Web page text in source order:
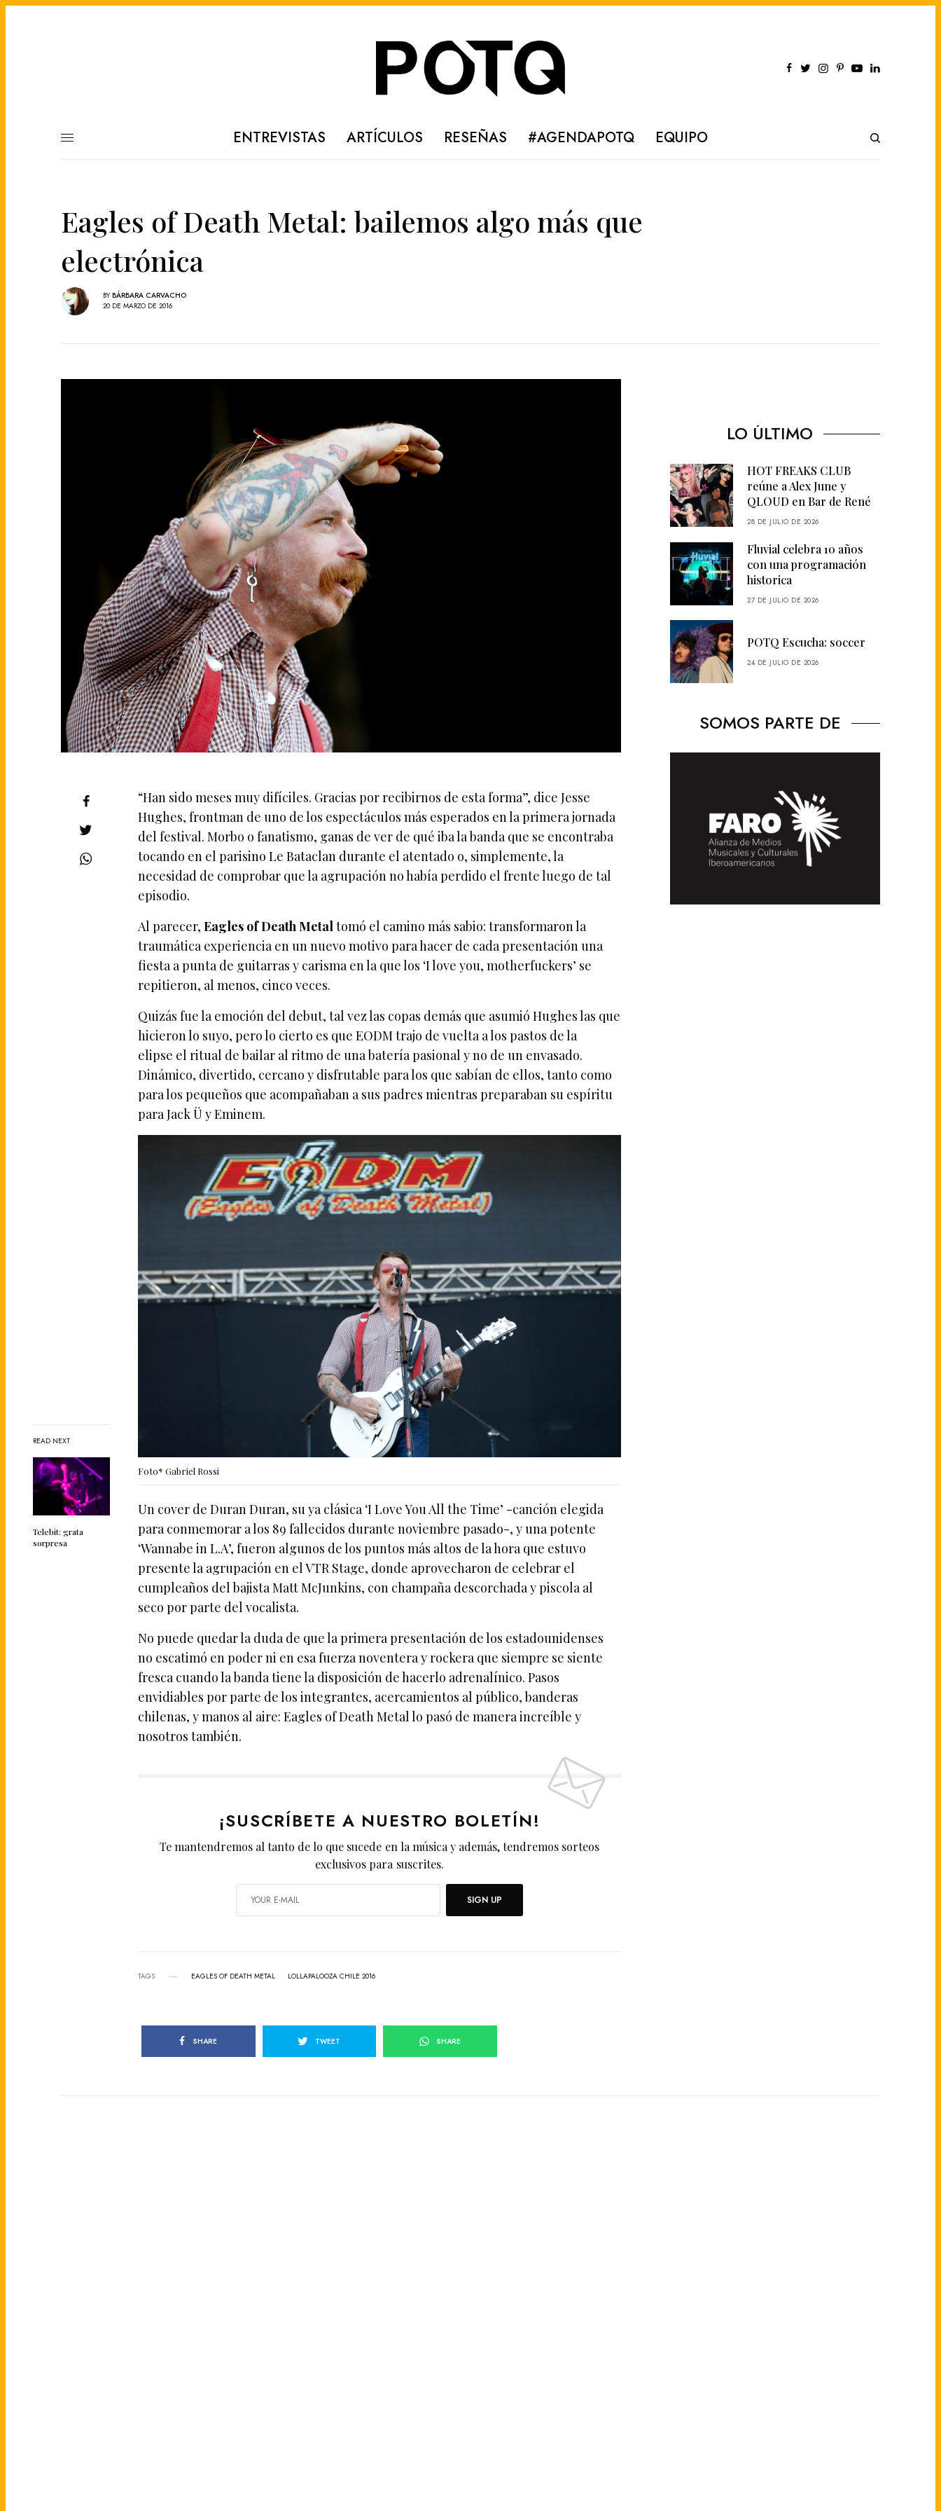
ENTREVISTAS ARTÍCULOS RESEÑAS #AGENDAPOTQ EQUIPO
Eagles of Death Metal: bailemos algo más que
electrónica
BY BÁRBARA CARVACHO
20 DE MARZO DE 2016
READ NEXT
Telebit: grata
sorpresa
“Han sido meses muy difíciles. Gracias por recibirnos de esta forma”, dice Jesse
Hughes, frontman de uno de los espectáculos más esperados en la primera jornada
del festival. Morbo o fanatismo, ganas de ver de qué iba la banda que se encontraba
tocando en el parisino Le Bataclan durante el atentado o, simplemente, la
necesidad de comprobar que la agrupación no había perdido el frente luego de tal
episodio.
Al parecer,Eagles of Death Metaltomó el camino más sabio: transformaron la
traumática experiencia en un nuevo motivo para hacer de cada presentación una
fiesta a punta de guitarras y carisma en la que los ‘I love you, motherfuckers’ se
repitieron, al menos, cinco veces.
Quizás fue la emoción del debut, tal vez las copas demás que asumió Hughes las que
hicieron lo suyo, pero lo cierto es que EODM trajo de vuelta a los pastos de la
elipse el ritual de bailar al ritmo de una batería pasional y no de un envasado.
Dinámico, divertido, cercano y disfrutable para los que sabían de ellos, tanto como
para los pequeños que acompañaban a sus padres mientras preparaban su espíritu
para Jack Ü y Eminem.
Foto* Gabriel Rossi
Un cover de Duran Duran, su ya clásica ‘I Love You All the Time’ -canción elegida
para conmemorar a los 89 fallecidos durante noviembre pasado-, y una potente
‘Wannabe in L.A’, fueron algunos de los puntos más altos de la hora que estuvo
presente la agrupación en el VTR Stage, donde aprovecharon de celebrar el
cumpleaños del bajista Matt McJunkins, con champaña descorchada y piscola al
seco por parte del vocalista.
No puede quedar la duda de que la primera presentación de los estadounidenses
no escatimó en poder ni en esa fuerza noventera y rockera que siempre se siente
fresca cuando la banda tiene la disposición de hacerlo adrenalínico. Pasos
envidiables por parte de los integrantes, acercamientos al público, banderas
chilenas, y manos al aire: Eagles of Death Metal lo pasó de manera increíble y
nosotros también.
¡SUSCRÍBETE A NUESTRO BOLETÍN!
Te mantendremos al tanto de lo que sucede en la música y además, tendremos sorteos
exclusivos para suscrites.
SIGN UP
TAGS EAGLES OF DEATH METAL LOLLAPALOOZA CHILE 2016
SHARE TWEET SHARE
LO ÚLTIMO
HOT FREAKS CLUB
reúne a Alex June y
QLOUD en Bar de René
28 DE JULIO DE 2026
Fluvial celebra 10 años
con una programación
historica
27 DE JULIO DE 2026
POTQ Escucha: soccer
24 DE JULIO DE 2026
SOMOS PARTE DE